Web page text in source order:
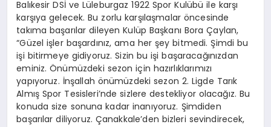
Balıkesir DSİ ve Lüleburgaz 1922 Spor Kulübü ile karşı
karşıya gelecek. Bu zorlu karşılaşmalar öncesinde
takıma başarılar dileyen Kulüp Başkanı Bora Çaylan,
“Güzel işler başardınız, ama her şey bitmedi. Şimdi bu
işi bitirmeye gidiyoruz. Sizin bu işi başaracağınızdan
eminiz. Önümüzdeki sezon için hazırlıklarımızı
yapıyoruz. İnşallah önümüzdeki sezon 2. Ligde Tarık
Almış Spor Tesisleri’nde sizlere destekliyor olacağız. Bu
konuda size sonuna kadar inanıyoruz. Şimdiden
başarılar diliyoruz. Çanakkale’den bizleri sevindirecek,